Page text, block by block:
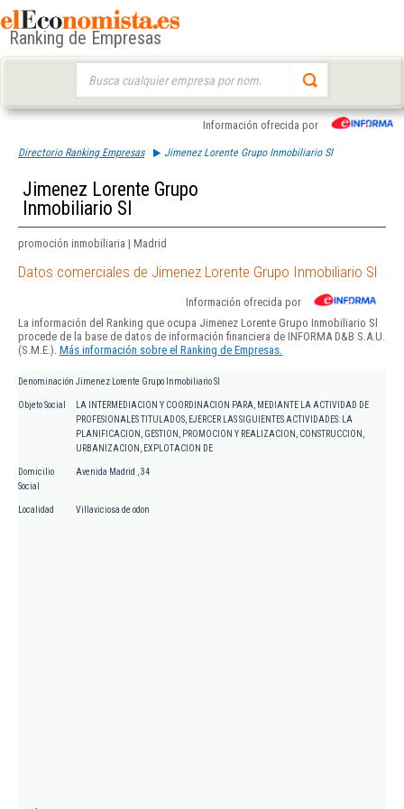
Ranking de Empresas
Información ofrecida por
Directorio Ranking Empresas Jimenez Lorente Grupo Inmobiliario Sl
Jimenez Lorente Grupo
Inmobiliario Sl
promoción inmobiliaria | Madrid
Datos comerciales de Jimenez Lorente Grupo Inmobiliario Sl
Información ofrecida por
La información del Ranking que ocupa Jimenez Lorente Grupo Inmobiliario Sl
procede de la base de datos de información financiera de INFORMA D&B S.A.U.
(S.M.E.). Más información sobre el Ranking de Empresas.
Denominación Jimenez Lorente Grupo Inmobiliario Sl
Objeto Social
LA INTERMEDIACION Y COORDINACION PARA, MEDIANTE LA ACTIVIDAD DE
PROFESIONALES TITULADOS, EJERCER LAS SIGUIENTES ACTIVIDADES: LA
PLANIFICACION, GESTION, PROMOCION Y REALIZACION, CONSTRUCCION,
URBANIZACION, EXPLOTACION DE
Domicilio
Social
Avenida Madrid , 34
Localidad Villaviciosa de odon